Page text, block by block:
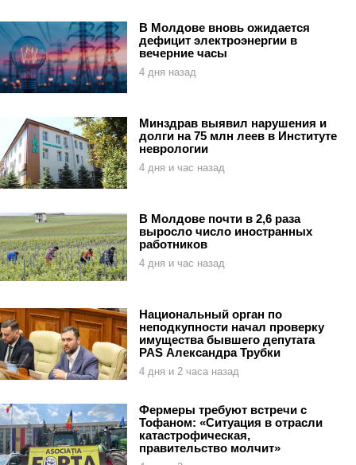
В Молдове вновь ожидается
дефицит электроэнергии в
вечерние часы
4 дня назад
Минздрав выявил нарушения и
долги на 75 млн леев в Институте
неврологии
4 дня и час назад
В Молдове почти в 2,6 раза
выросло число иностранных
работников
4 дня и час назад
Национальный орган по
неподкупности начал проверку
имущества бывшего депутата
PAS Александра Трубки
4 дня и 2 часа назад
Фермеры требуют встречи с
Тофаном: «Ситуация в отрасли
катастрофическая,
правительство молчит»